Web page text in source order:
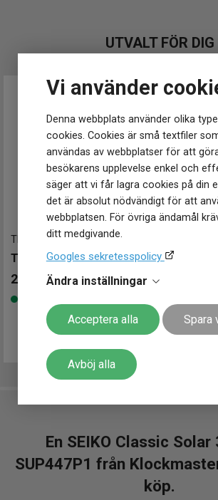
Vi använder
Denna webbplats använder olika
cookies. Cookies är små textfiler
användas av webbplatser för att
besökarens upplevelse enkel och
säger att vi får lagra cookies på din
det är absolut nödvändigt för att
webbplatsen. För övriga ändamål
ditt medgivande.
Googles sekretesspolicy
Ändra inställningar
Acceptera alla Spara
Avböj alla
Klockmaster Örebro
Klockmaster Östersund
UTVALT FÖR DIG
TH1782795 -36 mm
Tommy Hilfiger Damklocka 36mm
2 790 kr
Finns i lager
SKAGEN
En SEIKO Classic Solar
SUP447P1 från
köp.